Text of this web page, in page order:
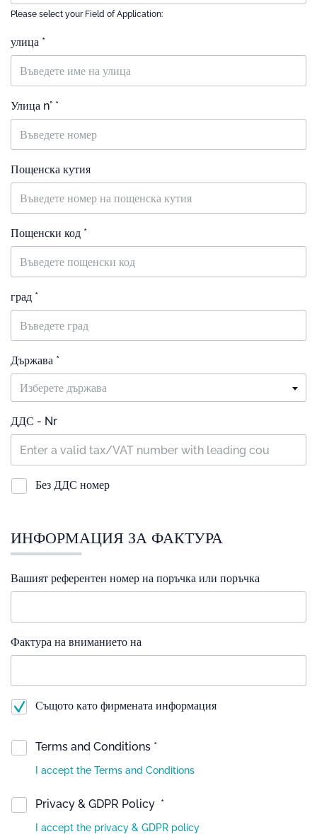
Please select your Field of Application:
улица *
Улица n° *
Пощенска кутия
Пощенски код *
град *
Държава *
Изберете държава
ДДС - Nr
Без ДДС номер
ИНФОРМАЦИЯ ЗА ФАКТУРА
Вашият референтен номер на поръчка или поръчка
Фактура на вниманието на
Същото като фирмената информация
Terms and Conditions *
I accept the Terms and Conditions
Privacy & GDPR Policy *
I accept the privacy & GDPR policy